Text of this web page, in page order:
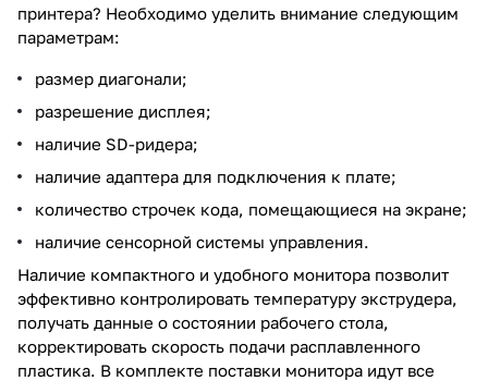
принтера? Необходимо уделить внимание следующим
параметрам:
размер диагонали;
разрешение дисплея;
наличие SD-ридера;
наличие адаптера для подключения к плате;
количество строчек кода, помещающиеся на экране;
наличие сенсорной системы управления.
Наличие компактного и удобного монитора позволит
эффективно контролировать температуру экструдера,
получать данные о состоянии рабочего стола,
корректировать скорость подачи расплавленного
пластика. В комплекте поставки монитора идут все